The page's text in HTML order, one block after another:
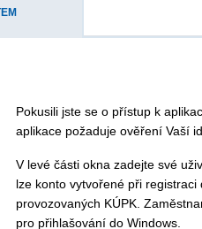
Pokusili jste se o přístup k
aplikace požaduje ověření Vaší
V levé části okna zadejte své
lze konto vytvořené při
provozovaných KÚPK.
pro přihlašování do Windows.